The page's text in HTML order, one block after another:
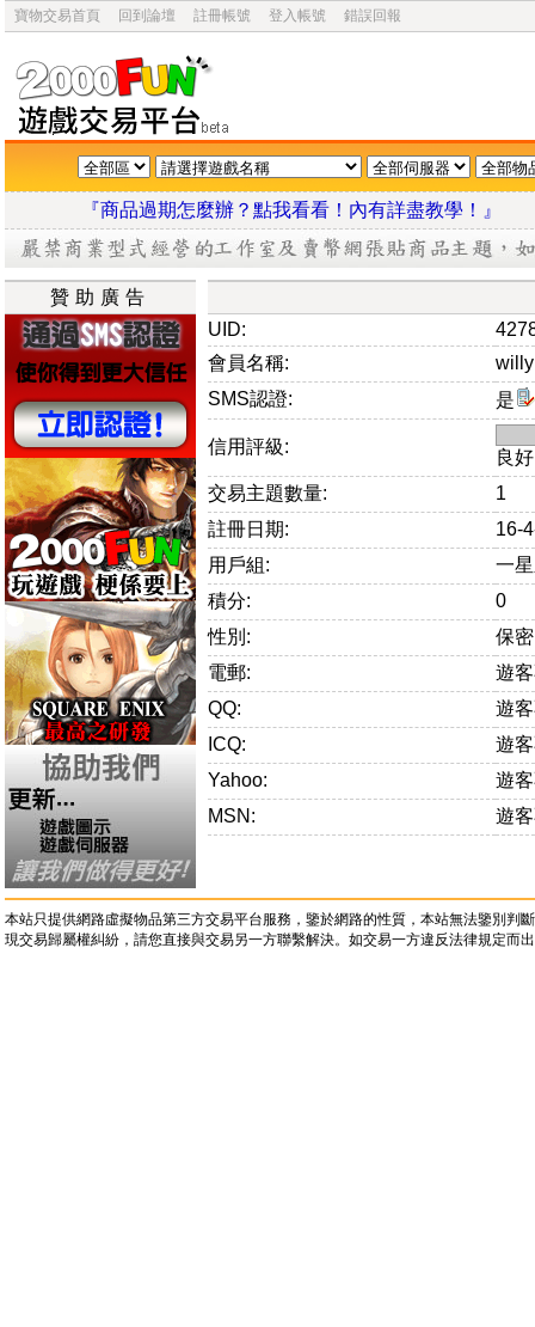
寶物交易首頁 回到論壇 註冊帳號 登入帳號 錯誤回報
『商品過期怎麼辦？點我看看！內有詳盡教學
贊助廣告
UID:
會員名稱:
SMS認證:
是
信用評級:
良
交易主題數量:
1
註冊日期:
16-
用戶組:
一
積分:
0
性別:
保密
電郵:
遊
QQ:
遊
ICQ:
遊
Yahoo:
遊
MSN:
遊
本站只提供網路虛擬物品第三方交易平台服務，鑒於網路的性質，本站無法鑒別
現交易歸屬權糾紛，請您直接與交易另一方聯繫解決。如交易一方違反法律規定